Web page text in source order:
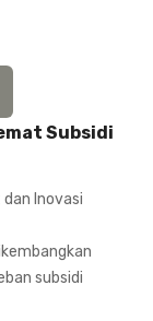
Subsidi
dan Inovasi
subsidi